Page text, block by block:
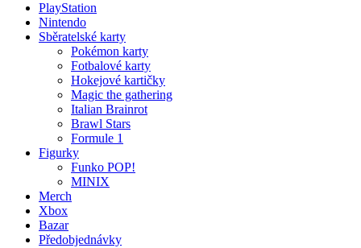
PlayStation
Nintendo
Sběratelské karty
Pokémon karty
Fotbalové karty
Hokejové kartičky
Magic the gathering
Italian Brainrot
Brawl Stars
Formule 1
Figurky
Funko POP!
MINIX
Merch
Xbox
Bazar
Předobjednávky